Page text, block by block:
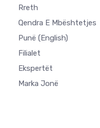
Rreth
Qendra E Mbështetjes
Punë (English)
Filialet
Ekspertët
Marka Jonë